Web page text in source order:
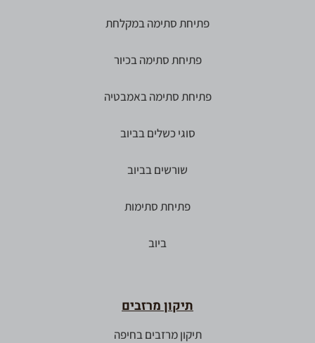
פתיחת סתימה במקלחת
פתיחת סתימה בכיור
פתיחת סתימה באמבטיה
סוגי כשלים בביוב
שורשים בביוב
פתיחת סתימות
ביוב
תיקון מרזבים
תיקון מרזבים בחיפה